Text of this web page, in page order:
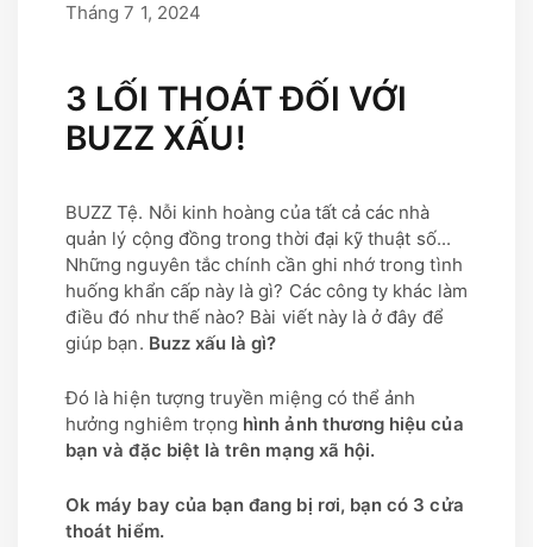
Tháng 7 1, 2024
3 LỐI THOÁT ĐỐI VỚI
BUZZ XẤU!
BUZZ Tệ. Nỗi kinh hoàng của tất cả các nhà
quản lý cộng đồng trong thời đại kỹ thuật số...
Những nguyên tắc chính cần ghi nhớ trong tình
huống khẩn cấp này là gì? Các công ty khác làm
điều đó như thế nào? Bài viết này là ở đây để
giúp bạn. Buzz xấu là gì?
Đó là hiện tượng truyền miệng có thể ảnh
hưởng nghiêm trọng hình ảnh thương hiệu của
bạn và đặc biệt là trên mạng xã hội.
Ok máy bay của bạn đang bị rơi, bạn có 3 cửa
thoát hiểm.